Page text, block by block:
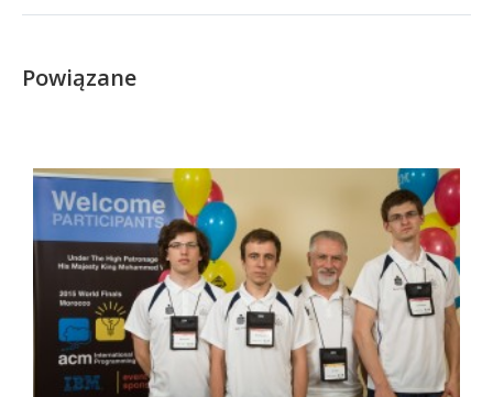
Powiązane